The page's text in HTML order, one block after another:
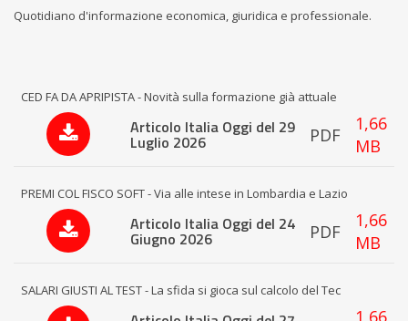
Quotidiano d'informazione economica, giuridica e professionale.
CED FA DA APRIPISTA - Novità sulla formazione già attuale
Articolo Italia Oggi del 29
Luglio 2026 PDF
1,66
MB
PREMI COL FISCO SOFT - Via alle intese in Lombardia e Lazio
Articolo Italia Oggi del 24
Giugno 2026 PDF
1,66
MB
SALARI GIUSTI AL TEST - La sfida si gioca sul calcolo del Tec
1,66